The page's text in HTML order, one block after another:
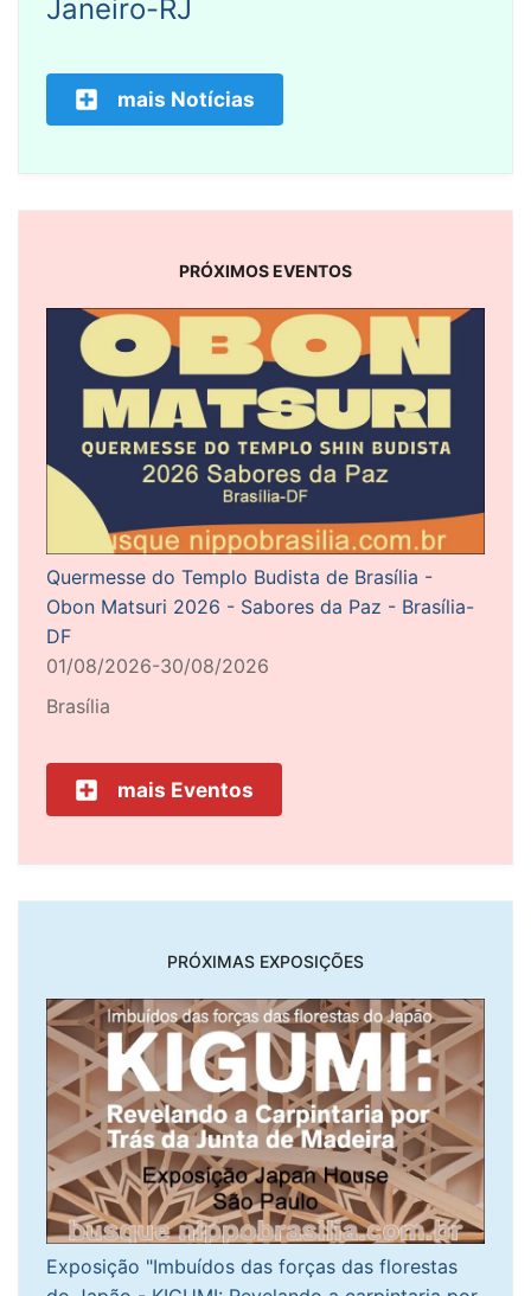
Janeiro-RJ
mais Notícias
PRÓXIMOS EVENTOS
Quermesse do Templo Budista de Brasília -
Obon Matsuri 2026 - Sabores da Paz - Brasília-
DF
01/08/2026-30/08/2026
Brasília
mais Eventos
PRÓXIMAS EXPOSIÇÕES
Exposição "Imbuídos das forças das florestas